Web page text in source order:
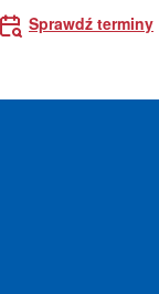
Sprawdź terminy